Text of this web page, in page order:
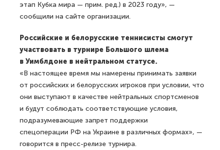
этап Кубка мира — прим. ред.) в 2023 году», —
сообщили на сайте организации.
Российские и белорусские теннисисты смогут
участвовать в турнире Большого шлема
в Уимблдоне в нейтральном статусе.
«В настоящее время мы намерены принимать заявки
от российских и белорусских игроков при условии, что
они выступают в качестве нейтральных спортсменов
и будут соблюдать соответствующие условия,
подразумевающие запрет поддержки
спецоперации РФ на Украине в различных формах», —
говорится в пресс-релизе турнира.